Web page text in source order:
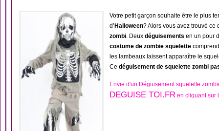
Votre petit garçon souhaite être le plus
d’ Halloween? Alors vous avez trouvé ce
zombi. Deux déguisements en un pour
costume de zombie squelette
les lambeaux laissent apparaître le
Ce déguisement de squelette zombi
Envie d'un Déguisement squelette
DEGUISE TOI.FR en cliquant sur